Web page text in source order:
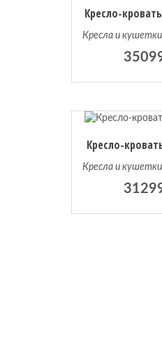
Кресло-
Кресла и кушетки
Кресло-
Кресла и кушетки